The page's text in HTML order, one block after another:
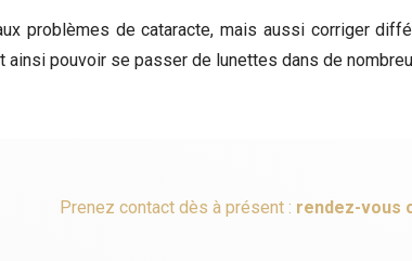
problèmes de cataracte, mais aussi corriger
pouvoir se passer de lunettes dans de
Prenez contact dès à présent : rendez-vous